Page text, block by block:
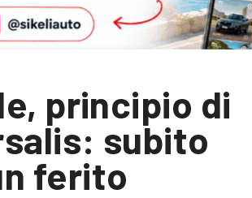
principio di
subito
ferito